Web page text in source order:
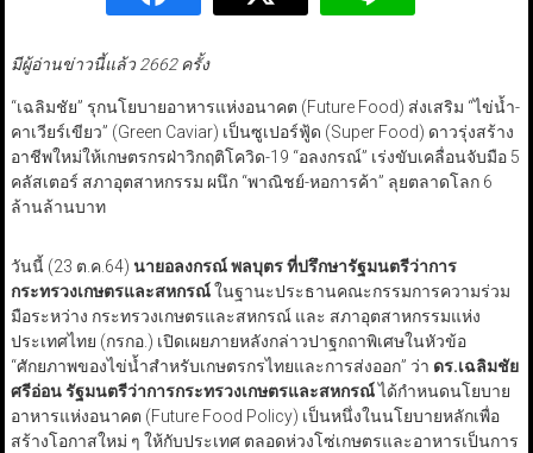
มีผู้อ่านข่าวนี้แล้ว 2662 ครั้ง
“เฉลิมชัย” รุกนโยบายอาหารแห่งอนาคต (Future Food) ส่งเสริม “ไข่น้ำ-
คาเวียร์เขียว” (Green Caviar) เป็นซูเปอร์ฟู้ด (Super Food) ดาวรุ่งสร้าง
อาชีพใหม่ให้เกษตรกรฝ่าวิกฤติโควิด-19 “อลงกรณ์” เร่งขับเคลื่อนจับมือ 5
คลัสเตอร์ สภาอุตสาหกรรม ผนึก “พาณิชย์-หอการค้า” ลุยตลาดโลก 6
ล้านล้านบาท
วันนี้ (23 ต.ค.64) นายอลงกรณ์ พลบุตร ที่ปรึกษารัฐมนตรีว่าการ
กระทรวงเกษตรและสหกรณ์ในฐานะประธานคณะกรรมการความร่วม
มือระหว่าง กระทรวงเกษตรและสหกรณ์ และ สภาอุตสาหกรรมแห่ง
ประเทศไทย (กรกอ.) เปิดเผยภายหลังกล่าวปาฐกถาพิเศษในหัวข้อ
“ศักยภาพของไข่น้ำสำหรับเกษตรกรไทยและการส่งออก” ว่า ดร.เฉลิมชัย
ศรีอ่อน รัฐมนตรีว่าการกระทรวงเกษตรและสหกรณ์ได้กำหนดนโยบาย
อาหารแห่งอนาคต (Future Food Policy) เป็นหนึ่งในนโยบายหลักเพื่อ
สร้างโอกาสใหม่ ๆ ให้กับประเทศ ตลอดห่วงโซ่เกษตรและอาหารเป็นการ